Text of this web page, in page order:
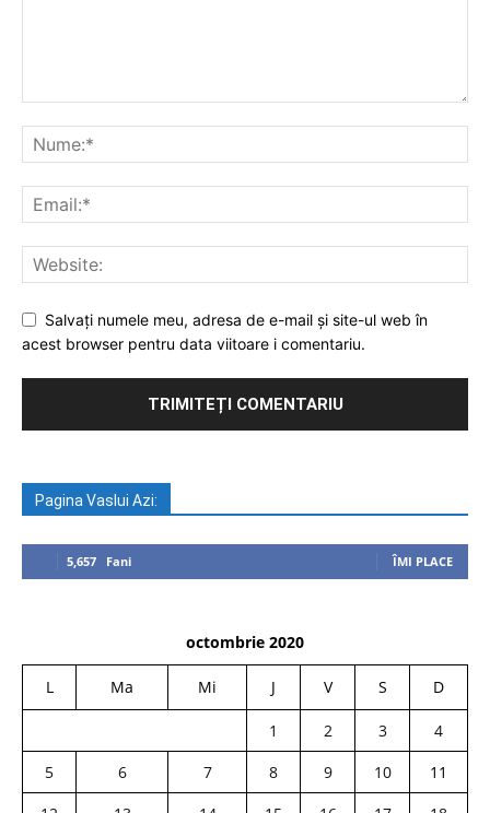
Salvați numele meu, adresa de e-mail și site-ul web în
acest browser pentru data viitoare i comentariu.
Pagina Vaslui Azi:
5,657 Fani ÎMI PLACE
octombrie 2020
L Ma Mi J V S D
1 2 3
4
5
6 7 8 9 10
11